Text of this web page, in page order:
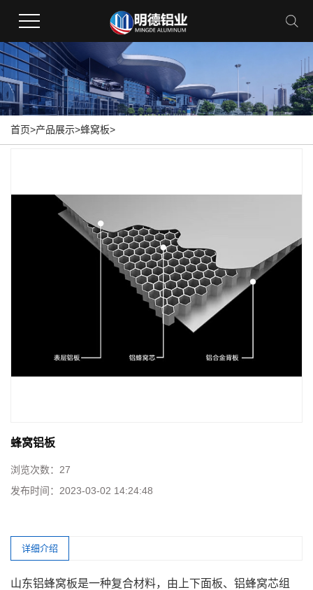
首页>产品展示>蜂窝板>
蜂窝铝板
浏览次数： 27
发布时间： 2023-03-02 14:24:48
详细介绍
山东铝蜂窝板是一种复合材料，由上下面板、铝蜂窝芯组